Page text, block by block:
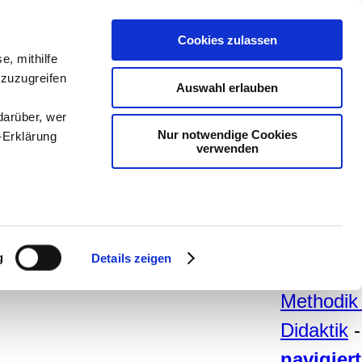
mithilfe
wer
Details zeigen
Cookies zulassen
Auswahl erlauben
Nur notwendige Cookies
verwenden
-
Didaktik